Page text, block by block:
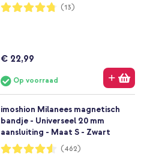
Waardering:
95%
(13)
€ 22,99
Op voorraad
imoshion Milanees magnetisch
bandje - Universeel 20 mm
aansluiting - Maat S - Zwart
Waardering:
91%
(462)